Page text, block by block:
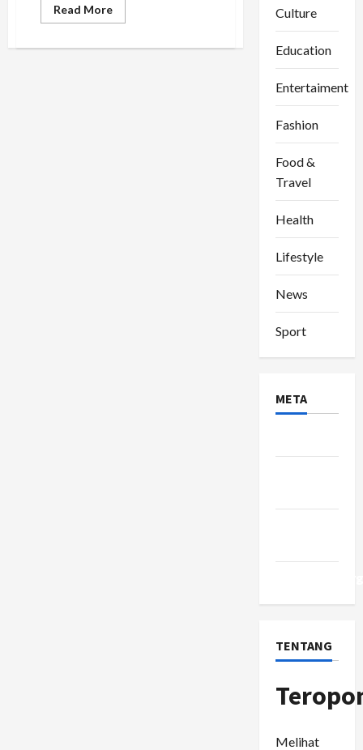
Read MoreRead
more
Aulya
Culture
Education
Entertaiment
Fashion
Food &
Travel
Health
Lifestyle
News
Sport
META
TENTANG
Melihat